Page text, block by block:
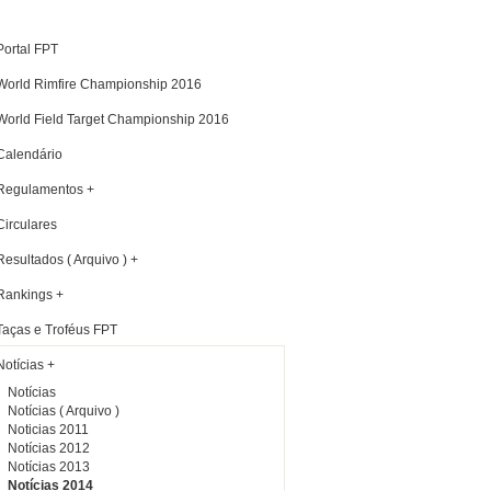
FPT
Rimfire Championship 2016
Field Target Championship 2016
+
( Arquivo ) +
+
e Troféus FPT
+
Notícias
Notícias ( Arquivo )
Noticias 2011
Notícias 2012
Notícias 2013
Notícias 2014